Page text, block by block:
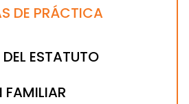
DE PRÁCTICA
ESTATUTO